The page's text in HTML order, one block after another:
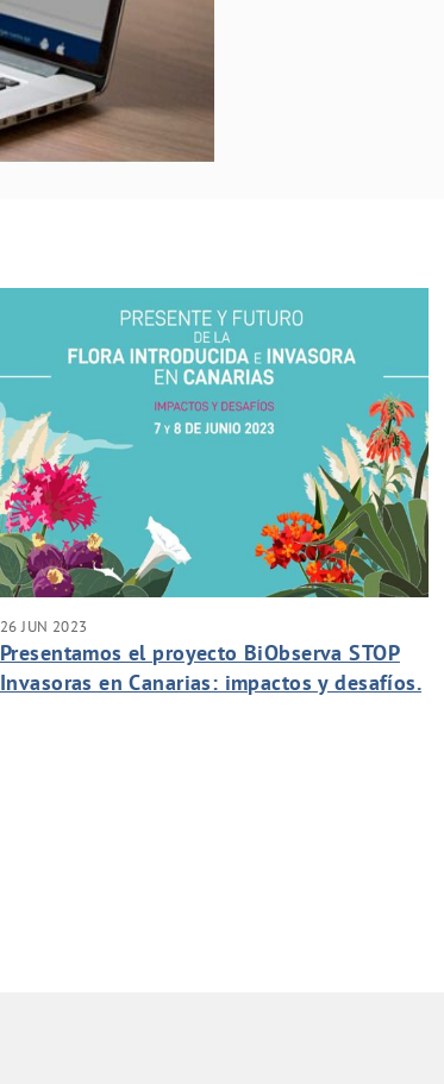
26 JUN 2023
Presentamos el proyecto BiObserva STOP
Invasoras en Canarias: impactos y desafíos.